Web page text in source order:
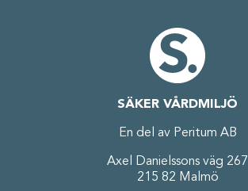
SÄKER VÅRDMILJÖ
En del av Peritum AB
Axel Danielssons väg 267
215 82 Malmö